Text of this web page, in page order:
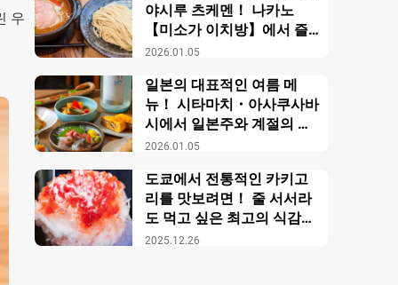
우
2026.01.05
야시루 츠케멘！ 나카노
【미소가 이치방】에서 즐
기는 창작 미소 라멘
2026.01.05
일본의 대표적인 여름 메
뉴！ 시타마치・아사쿠사바
시에서 일본주와 계절의 미
각을 만끽【니혼슈 바루 카
2025.12.26
도쿄에서 전통적인 카키고
리를 맛보려면！ 줄 서서라
도 먹고 싶은 최고의 식감의
비밀【우에노 카키고리 센